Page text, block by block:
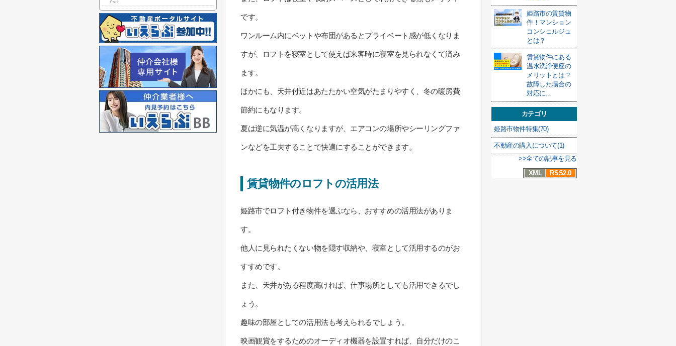
です。
ワンルーム内にベットや布団があるとプライベート感が低くなりま
すが、ロフトを寝室として使えば来客時に寝室を見られなくて済み
ます。
ほかにも、天井付近はあたたかい空気がたまりやすく、冬の暖房費
節約にもなります。
夏は逆に気温が高くなりますが、エアコンの場所やシーリングファ
ンなどを工夫することで快適にすることができます。
賃貸物件のロフトの活用法
姫路市でロフト付き物件を選ぶなら、おすすめの活用法がありま
す。
他人に見られたくない物を隠す収納や、寝室として活用するのがお
すすめです。
また、天井がある程度高ければ、仕事場所としても活用できるでし
ょう。
趣味の部屋としての活用法も考えられるでしょう。
映画観賞をするためのオーディオ機器を設置すれば、自分だけのこ
姫路市の賃貸物
件！マンション
コンシェルジュ
とは？
賃貸物件にある
温水洗浄便座の
メリットとは？
故障した場合の
対応に...
カテゴリ
姫路市物件特集(70)
不動産の購入について(1)
>>全ての記事を見る
XML
RSS2.0